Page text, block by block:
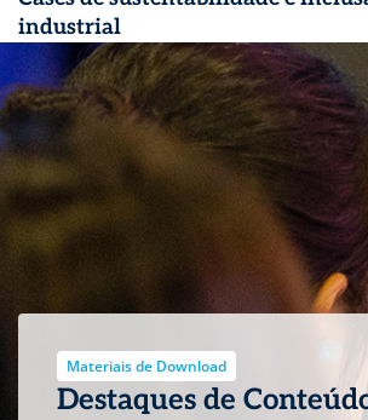
industrial
Materiais de Download
Destaques de